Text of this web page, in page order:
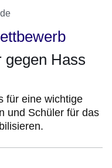
gegen Hass
für eine wichtige
und Schüler für das